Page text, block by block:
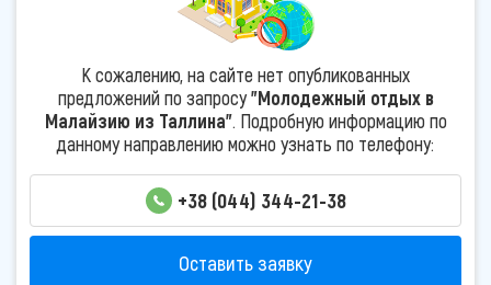
К сожалению, на сайте нет опубликованных
предложений по запросу"Молодежный отдых в
Малайзию из Таллина". Подробную информацию по
данному направлению можно узнать по телефону:
+38 (044) 344-21-38
Оставить заявку